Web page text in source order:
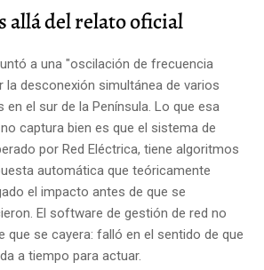
allá del relato oficial
a una "oscilación de frecuencia
la desconexión simultánea de varios
en el sur de la Península. Lo que esa
captura bien es que el sistema de
por Red Eléctrica, tiene algoritmos
automática que teóricamente
el impacto antes de que se
El software de gestión de red no
que se cayera: falló en el sentido de que
a tiempo para actuar.